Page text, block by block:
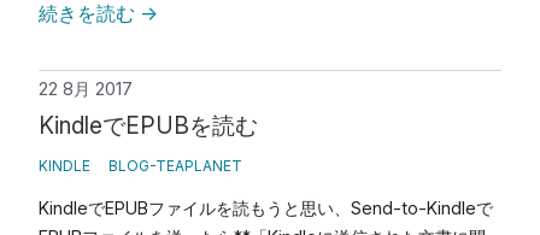
続きを読む →
22 8月 2017
KindleでEPUBを読む
KINDLE BLOG-TEAPLANET
KindleでEPUBファイルを読もうと思い、Send-to-Kindleで